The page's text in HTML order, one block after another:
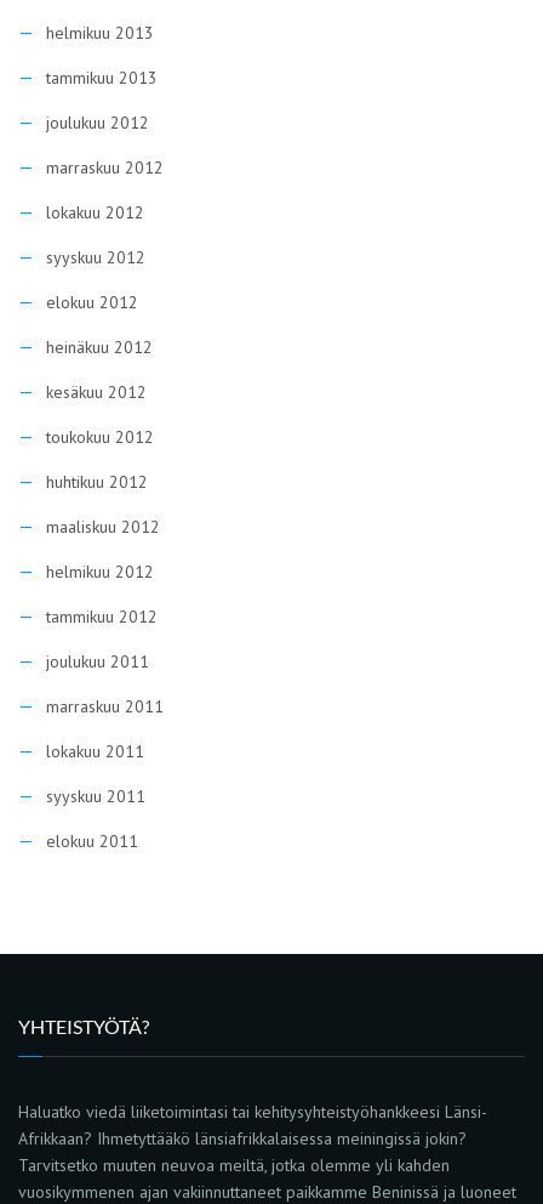
helmikuu 2013
tammikuu 2013
joulukuu 2012
marraskuu 2012
lokakuu 2012
syyskuu 2012
elokuu 2012
heinäkuu 2012
kesäkuu 2012
toukokuu 2012
huhtikuu 2012
maaliskuu 2012
helmikuu 2012
tammikuu 2012
joulukuu 2011
marraskuu 2011
lokakuu 2011
syyskuu 2011
elokuu 2011
YHTEISTYÖTÄ?
Haluatko viedä liiketoimintasi tai kehitysyhteistyöhankkeesi Länsi-
Afrikkaan? Ihmetyttääkö länsiafrikkalaisessa meiningissä jokin?
Tarvitsetko muuten neuvoa meiltä, jotka olemme yli kahden
vuosikymmenen ajan vakiinnuttaneet paikkamme Beninissä ja luoneet